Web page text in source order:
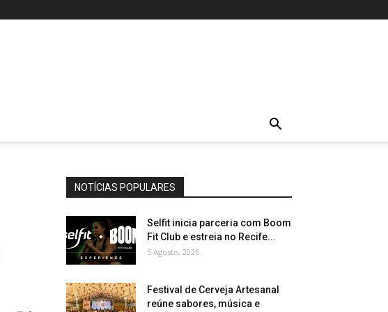
NOTÍCIAS POPULARES
Selfit inicia parceria com Boom
Fit Club e estreia no Recife...
5 Agosto, 2026
Festival de Cerveja Artesanal
reúne sabores, música e